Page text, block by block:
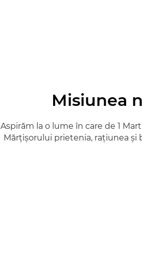
Misiunea
Aspirăm la o lume în care de 1
Mărțișorului prietenia, rațiunea